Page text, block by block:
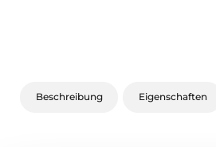
Beschreibung Eigenschaften